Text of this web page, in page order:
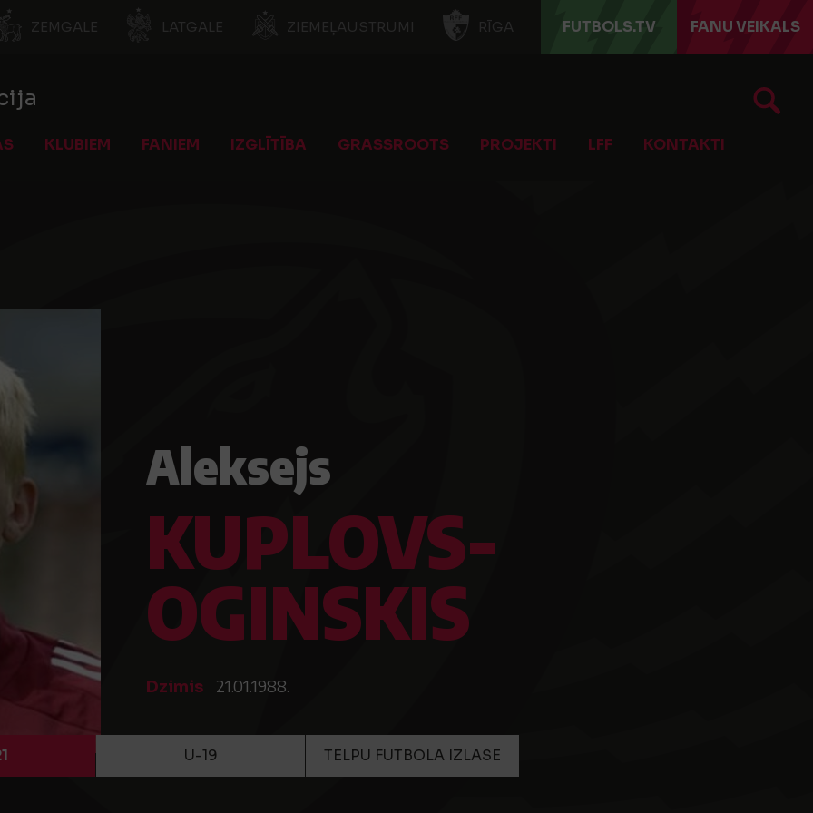
ZEMGALE LATGALE ZIEMEĻAUSTRUMI RĪGA FUTBOLS.TV FANU VEIKALS
KLUBIEM FANIEM IZGLĪTĪBA GRASSROOTS PROJEKTI LFF KONTAKTI
Aleksejs
KUPLOVS-
OGINSKIS
Dzimis 21.01.1988.
U-19 TELPU FUTBOLA IZLASE